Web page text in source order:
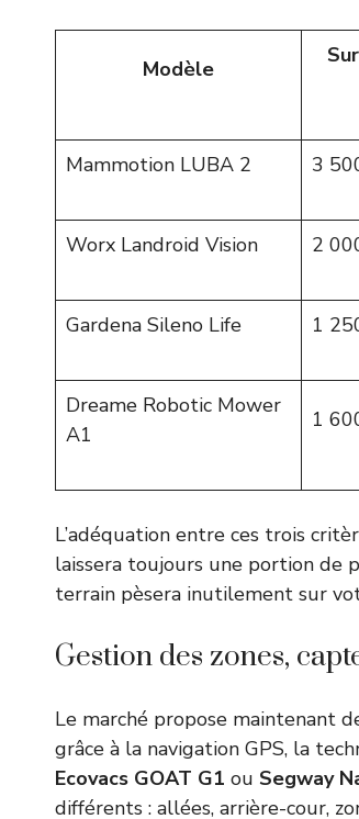
Modèle
Mammotion LUBA 2 3
Worx Landroid Vision 2
Gardena Sileno Life 1
Dreame Robotic Mower
A1
1
L’adéquation entre ces trois
laissera toujours une portion de
terrain pèsera inutilement sur
Gestion des zones,
Le marché propose maintenant
grâce à la navigation GPS, la
Ecovacs GOAT G1 ou Segway
différents : allées, arrière-cour,